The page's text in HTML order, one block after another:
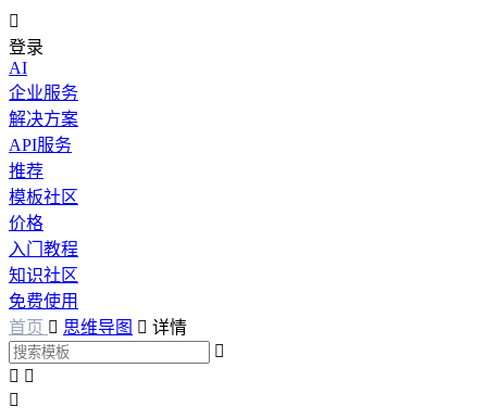

登录
AI
企业服务
解决方案
API服务
推荐
模板社区
价格
入门教程
知识社区
免费使用
首页  思维导图  详情

 
